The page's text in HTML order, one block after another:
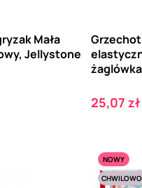
Mała
Jellystone
Cena
25,07 zł
NOWY